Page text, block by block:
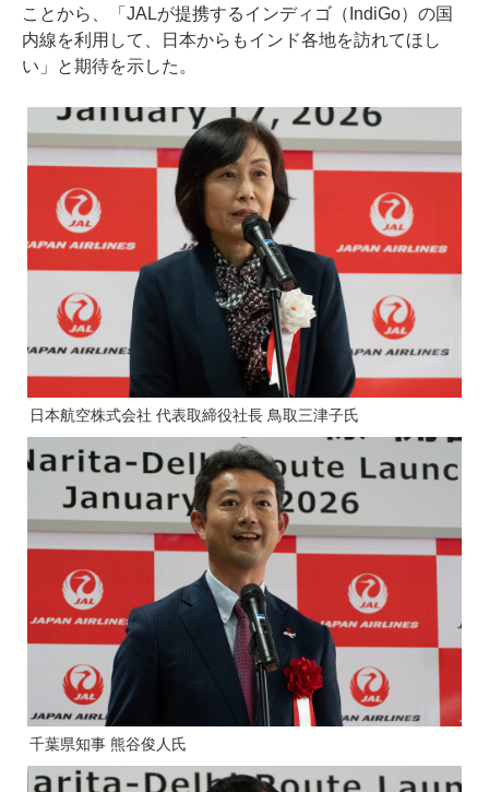
ことから、「JALが提携するインディゴ（IndiGo）の国
内線を利用して、日本からもインド各地を訪れてほし
い」と期待を示した。
日本航空株式会社 代表取締役社長 鳥取三津子氏
千葉県知事 熊谷俊人氏